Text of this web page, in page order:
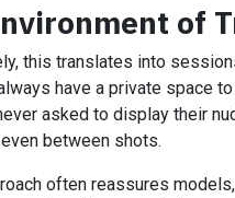
of
this translates into
have a private space to
asked to display their
between shots.
often reassures